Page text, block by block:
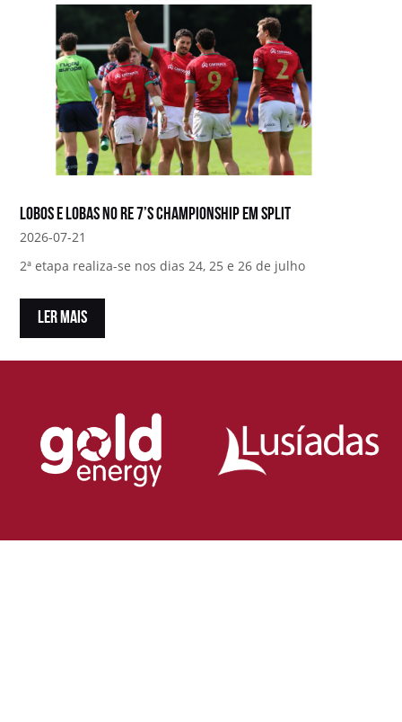
Lobos e Lobas no RE 7’s Championship em Split
2026-07-21
2ª etapa realiza-se nos dias 24, 25 e 26 de julho
LER MAIS